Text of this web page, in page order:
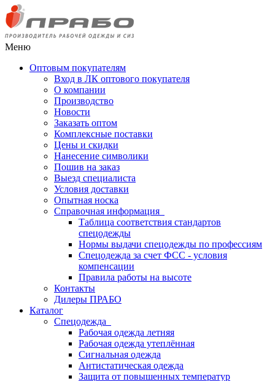
Меню
Оптовым покупателям
Вход в ЛК оптового покупателя
О компании
Производство
Новости
Заказать оптом
Комплексные поставки
Цены и скидки
Нанесение символики
Пошив на заказ
Выезд специалиста
Условия доставки
Опытная носка
Справочная информация
Таблица соответствия стандартов
спецодежды
Нормы выдачи спецодежды по профессиям
Спецодежда за счет ФСС - условия
компенсации
Правила работы на высоте
Контакты
Дилеры ПРАБО
Каталог
Спецодежда
Рабочая одежда летняя
Рабочая одежда утеплённая
Сигнальная одежда
Антистатическая одежда
Защита от повышенных температур